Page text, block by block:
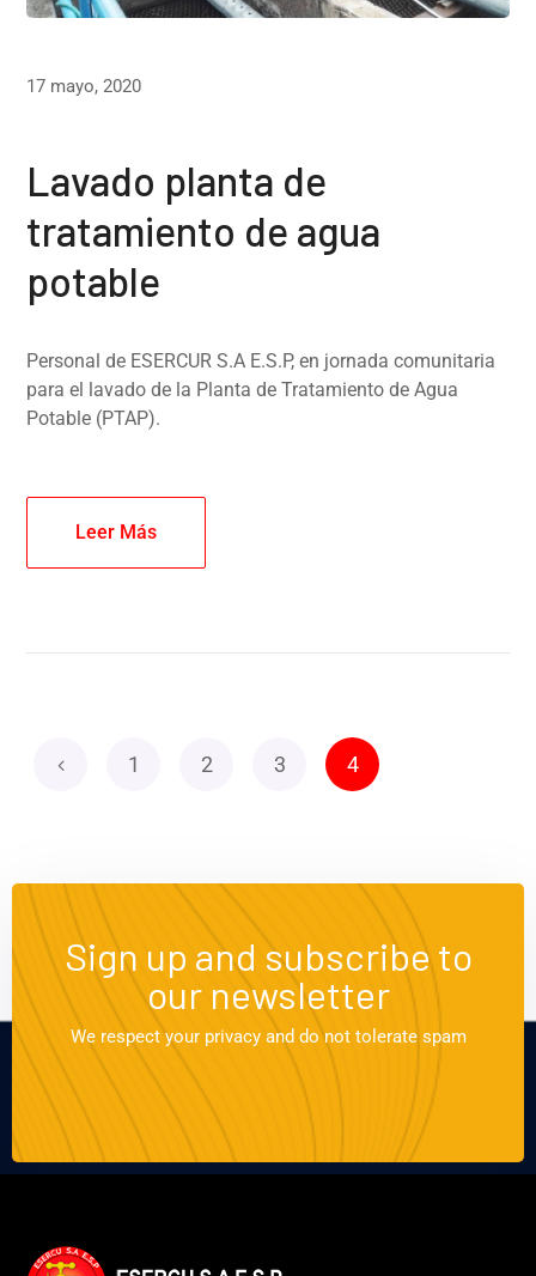
17 mayo, 2020
Lavado planta de
tratamiento de agua
potable
Personal de ESERCUR S.A E.S.P, en jornada comunitaria
para el lavado de la Planta de Tratamiento de Agua
Potable (PTAP).
Leer Más
1 2 3 4
Sign up and subscribe to
our newsletter
We respect your privacy and do not tolerate spam